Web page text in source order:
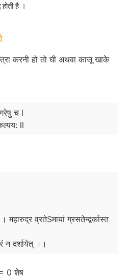
है ।
करनी हो तो घी अथवा काजू खाके
च l
ll
महारुद्र व्रतेSमायां ग्रसतेन्द्वर्कास्त
न दर्शायेत् ।।
0 शेष